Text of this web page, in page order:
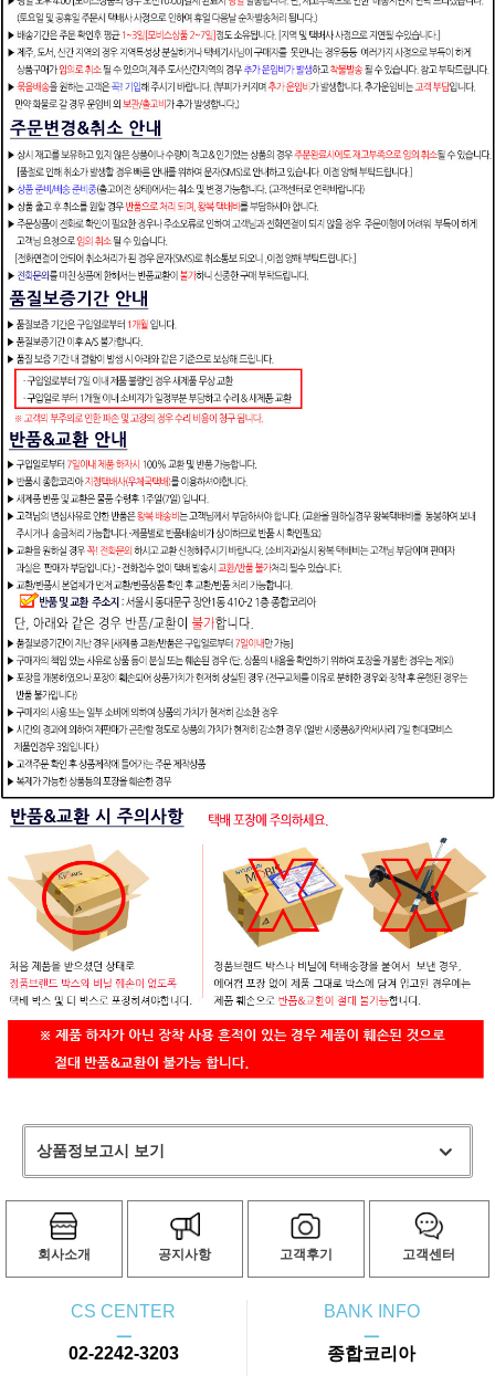
상품정보고시 보기
회사소개 공지사항 고객후기 고객센터
CS CENTER
ㅡ
02-2242-3203
BANK INFO
ㅡ
종합코리아